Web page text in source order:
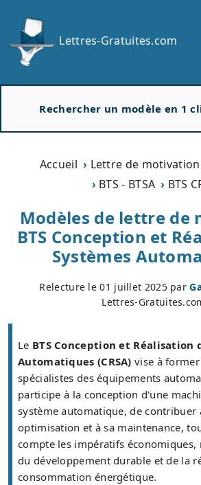
Lettres-Gratuites.com
Accueil
Lettre de
BTS - BTSA
BTS
Modèles de lettre de
BTS Conception et
Systèmes
Relecture le01 juillet 2025par
Lettres-
Le BTS Conception et Réalisation
Automatiques (CRSA) vise à
spécialistes des équipements
participe à la conception d'une
système automatique, de contribuer
optimisation et à sa maintenance,
compte les impératifs économiques,
du développement durable et de la
consommation énergétique.